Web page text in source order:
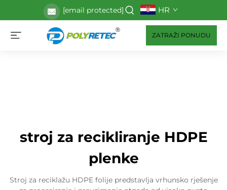
[email protected] HR
ZATRAŽI PONUDU
stroj za recikliranje HDPE
plenke
Stroj za reciklažu HDPE folije predstavlja vrhunsko rješenje